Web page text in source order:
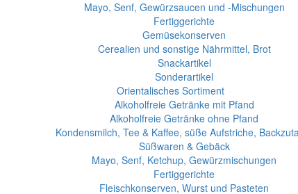
Mayo, Senf, Gewürzsaucen und -Mischungen
Fertiggerichte
Gemüsekonserven
Cerealien und sonstige Nährmittel, Brot
Snackartikel
Sonderartikel
Orientalisches Sortiment
Alkoholfreie Getränke mit Pfand
Alkoholfreie Getränke ohne Pfand
Kondensmilch, Tee & Kaffee, süße Aufstriche,
Süßwaren & Gebäck
Mayo, Senf, Ketchup, Gewürzmischungen
Fertiggerichte
Fleischkonserven, Wurst und Pasteten